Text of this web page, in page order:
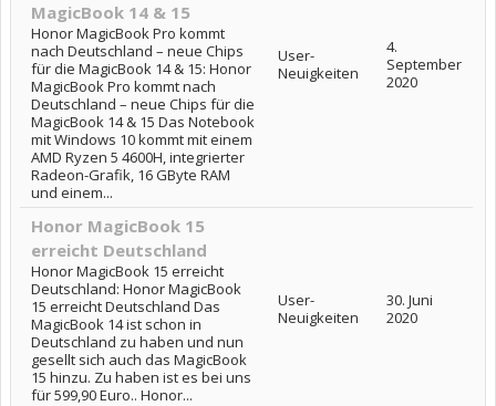
MagicBook 14 & 15
Honor MagicBook Pro kommt
nach Deutschland – neue Chips
für die MagicBook 14 & 15: Honor
MagicBook Pro kommt nach
Deutschland – neue Chips für die
MagicBook 14 & 15 Das Notebook
mit Windows 10 kommt mit einem
AMD Ryzen 5 4600H, integrierter
Radeon-Grafik, 16 GByte RAM
und einem...
User-
Neuigkeiten
4.
September
2020
Honor MagicBook 15
erreicht Deutschland
Honor MagicBook 15 erreicht
Deutschland: Honor MagicBook
15 erreicht Deutschland Das
MagicBook 14 ist schon in
Deutschland zu haben und nun
gesellt sich auch das MagicBook
15 hinzu. Zu haben ist es bei uns
für 599,90 Euro.. Honor...
User-
Neuigkeiten
30. Juni
2020